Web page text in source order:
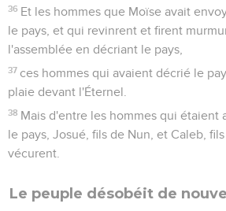
36 Et les hommes que Moïse avait
le pays, et qui revinrent et firent
l'assemblée en décriant le pays,
37 ces hommes qui avaient décrié le
plaie devant l'Éternel.
38 Mais d'entre les hommes qui étaient
le pays, Josué, fils de Nun, et Caleb,
vécurent.
Le peuple désobéit de